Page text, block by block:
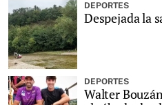
DEPORTES
Despejada la
DEPORTES
Walter